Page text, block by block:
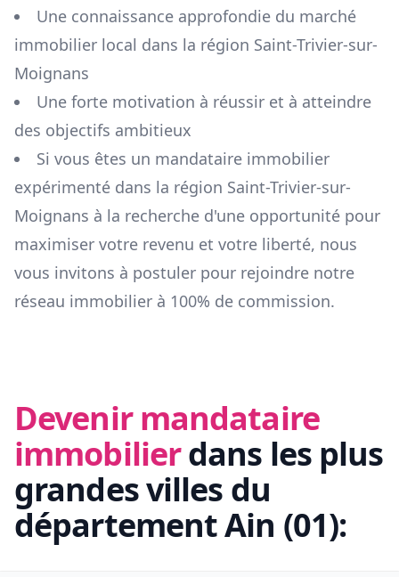
Une connaissance approfondie du marché
immobilier local dans la région Saint-Trivier-sur-
Moignans
Une forte motivation à réussir et à atteindre
des objectifs ambitieux
Si vous êtes un mandataire immobilier
expérimenté dans la région Saint-Trivier-sur-
Moignans à la recherche d'une opportunité pour
maximiser votre revenu et votre liberté, nous
vous invitons à postuler pour rejoindre notre
réseau immobilier à 100% de commission.
Devenir mandataire
immobilierdans les plus
grandes villes du
départementAin (01):